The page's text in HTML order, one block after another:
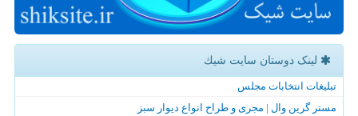
لینک دوستان سایت شیك
تبلیغات انتخابات مجلس
مستر گرین وال | مجری و طراح انواع دیوار سبز